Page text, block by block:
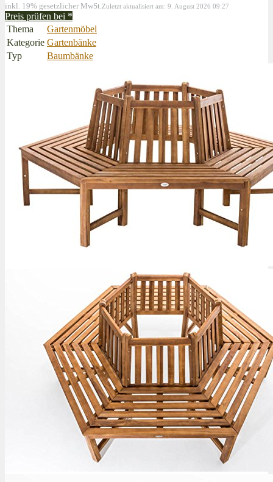
inkl. 19% gesetzlicher MwSt.Zuletzt aktualisiert am: 9. August 2026 09:27
Preis prüfen bei *
Thema
Gartenmöbel
Kategorie Gartenbänke
Typ
Baumbänke